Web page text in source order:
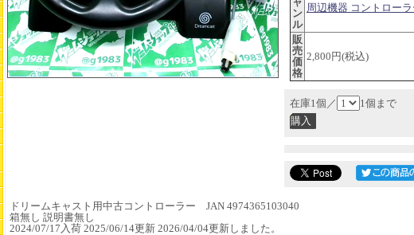
ン
ル
周辺機器 コントローラ
販
売
価
格
2,800円(税込)
在庫1個／ 1個まで
ドリームキャスト用中古コントローラー JAN 4974365103040
箱無し 説明書無し
2024/07/17入荷 2025/06/14更新 2026/04/04更新しました。